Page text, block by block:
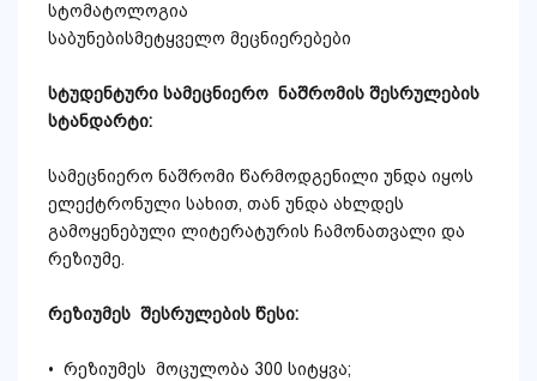
სტომატოლოგია
საბუნებისმეტყველო მეცნიერებები
სტუდენტური სამეცნიერო ნაშრომის შესრულების
სტანდარტი:
სამეცნიერო ნაშრომი წარმოდგენილი უნდა იყოს
ელექტრონული სახით, თან უნდა ახლდეს
გამოყენებული ლიტერატურის ჩამონათვალი და
რეზიუმე.
რეზიუმეს შესრულების წესი:
• რეზიუმეს მოცულობა 300 სიტყვა;